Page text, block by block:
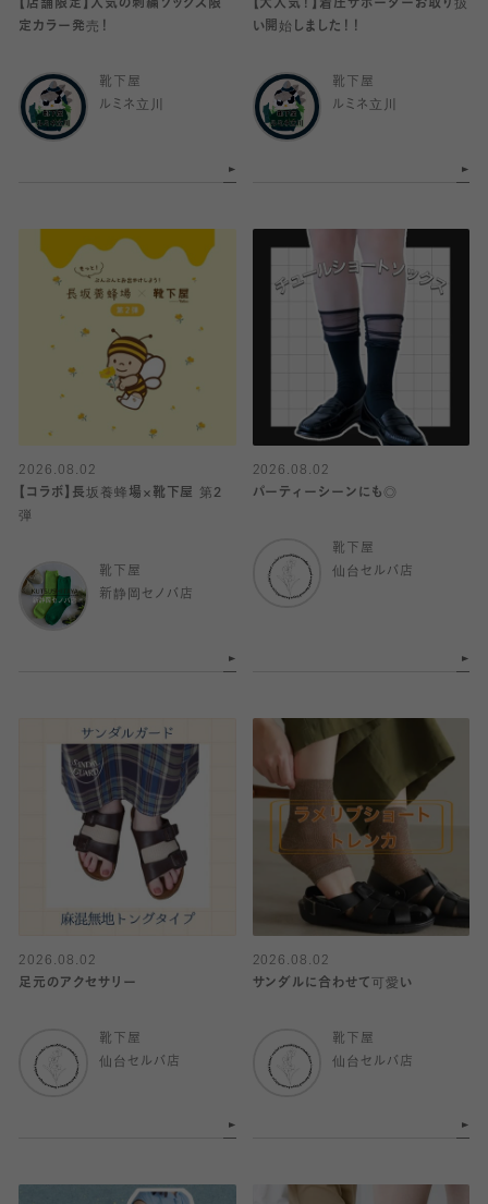
【店舗限定】人気の刺繍ソックス限
定カラー発売！
靴下屋
ルミネ立川
【大人気！】着圧サポーターお取り扱
い開始しました！！
靴下屋
ルミネ立川
2026.08.02
【コラボ】長坂養蜂場×靴下屋 第2
弾
靴下屋
新静岡セノバ店
2026.08.02
パーティーシーンにも◎
靴下屋
仙台セルバ店
2026.08.02
足元のアクセサリー
靴下屋
仙台セルバ店
2026.08.02
サンダルに合わせて可愛い
靴下屋
仙台セルバ店